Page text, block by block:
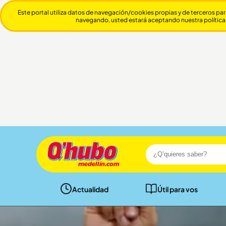
Actualidad Útil para vos
Este portal utiliza datos de navegación/cookies propias y de terceros
navegando, usted estará aceptando nuestra